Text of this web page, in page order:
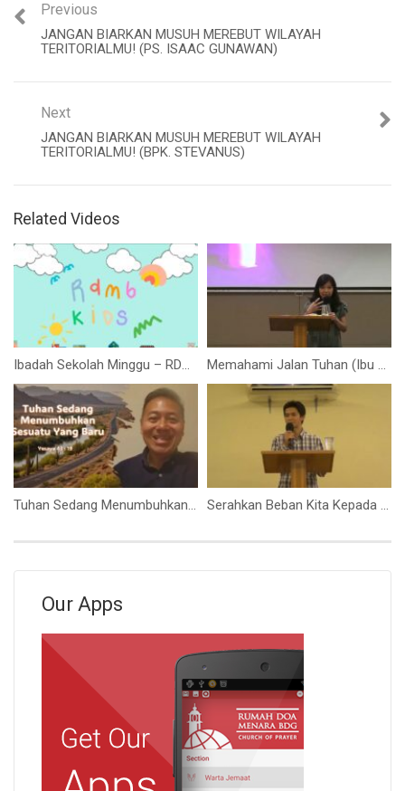
Previous
JANGAN BIARKAN MUSUH MEREBUT WILAYAH
TERITORIALMU! (PS. ISAAC GUNAWAN)
Next
JANGAN BIARKAN MUSUH MEREBUT WILAYAH
TERITORIALMU! (BPK. STEVANUS)
Related Videos
Ibadah Sekolah Minggu – RDMB Junior 1 November 2020 Memahami Jalan Tuhan (Ibu Siane Sari)
Tuhan Sedang Menumbuhkan Sesuatu Yang Baru (Ps. Isaac Gunawan) Serahkan Beban Kita Kepada Tuhan (Sdr Stevanus Tedy)
Our Apps